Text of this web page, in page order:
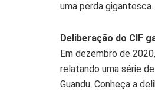
uma perda gigantesca.
Deliberação do CIF
Em dezembro de
relatando uma série
Guandu. Conheça a